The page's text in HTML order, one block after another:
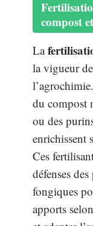
compost
La
la vigueur
du compost
ou des
enrichissent
Ces
défenses
fongiques
apports